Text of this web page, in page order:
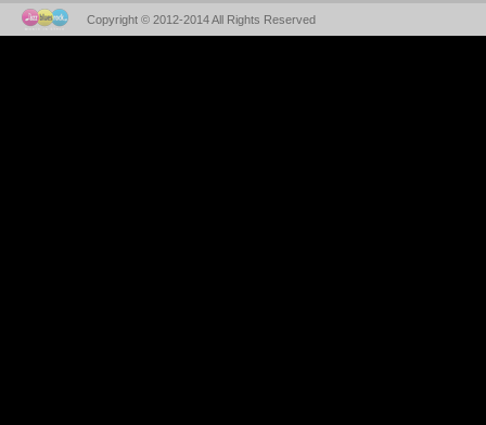
Copyright © 2012-2014 All Rights Reserved